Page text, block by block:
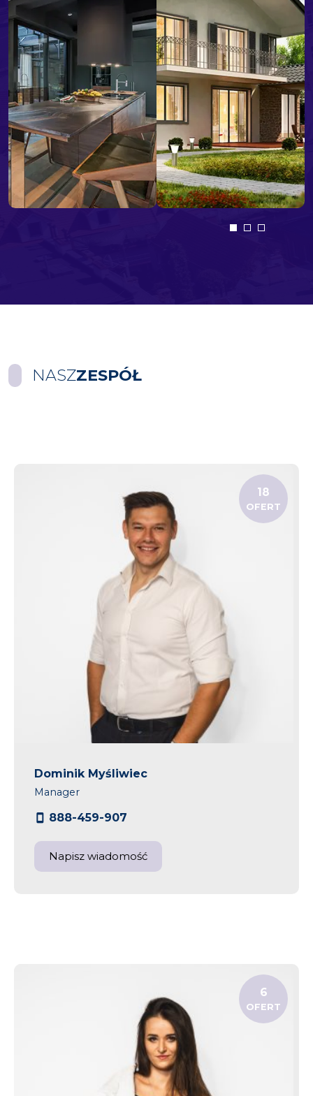
NASZZESPÓŁ
Dominik Myśliwiec
Manager
888-459-907
18
OFERT
Napisz wiadomość
6
OFERT